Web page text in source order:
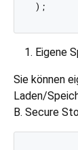
Eigene
Sie können
Laden/
B. Secure